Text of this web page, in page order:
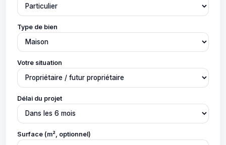
Type de bien
Votre situation
Délai du projet
Surface (m², optionnel)